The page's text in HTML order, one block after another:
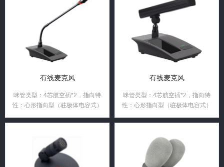
有线麦克风
咪管类型：4芯航空插*2，指向特
性：心形指向型（驻极体电容式）
有线麦克风
咪管类型：4芯航空插*2，指向特
性：心形指向型（驻极体电容式）